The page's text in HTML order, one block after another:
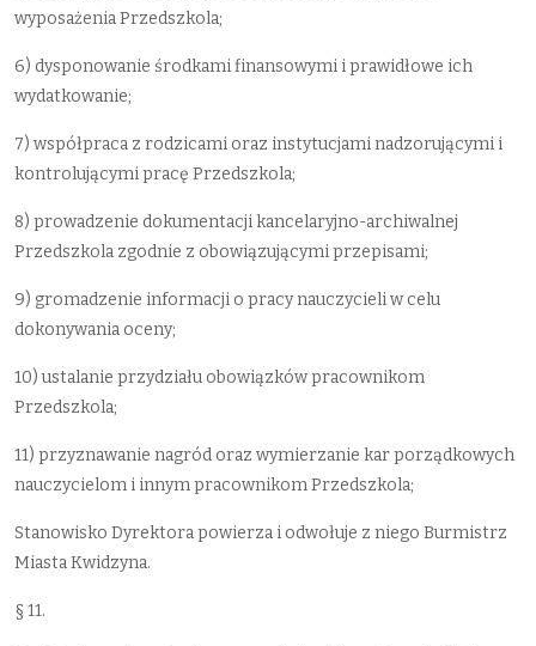
wyposażenia Przedszkola;
6) dysponowanie środkami finansowymi i prawidłowe ich
wydatkowanie;
7) współpraca z rodzicami oraz instytucjami nadzorującymi i
kontrolującymi pracę Przedszkola;
8) prowadzenie dokumentacji kancelaryjno-archiwalnej
Przedszkola zgodnie z obowiązującymi przepisami;
9) gromadzenie informacji o pracy nauczycieli w celu
dokonywania oceny;
10) ustalanie przydziału obowiązków pracownikom
Przedszkola;
11) przyznawanie nagród oraz wymierzanie kar porządkowych
nauczycielom i innym pracownikom Przedszkola;
Stanowisko Dyrektora powierza i odwołuje z niego Burmistrz
Miasta Kwidzyna.
§ 11.